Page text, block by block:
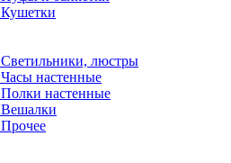
Кушетки
Светильники, люстры
Часы настенные
Полки настенные
Вешалки
Прочее